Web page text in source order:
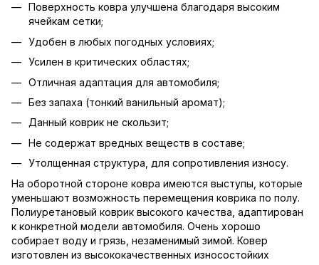
Поверхность ковра улучшена благодаря высоким
ячейкам сетки;
Удобен в любых погодных условиях;
Усилен в критических областях;
Отличная адаптация для автомобиля;
Без запаха (тонкий ванильный аромат);
Данный коврик не скользит;
Не содержат вредных веществ в составе;
Утолщенная структура, для сопротивления износу.
На оборотной стороне ковра имеются выступы, которые
уменьшают возможность перемещения коврика по полу.
Полиуретановый коврик высокого качества, адаптирован
к конкретной модели автомобиля. Очень хорошо
собирает воду и грязь, незаменимый зимой. Ковер
изготовлен из высококачественных износостойких